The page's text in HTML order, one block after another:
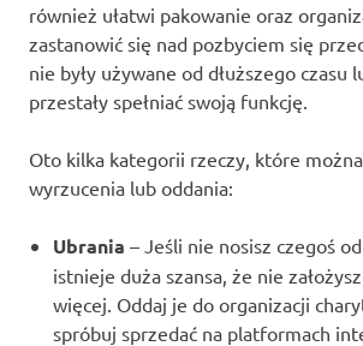
również ułatwi pakowanie oraz
zastanowić się nad pozbyciem się
nie były używane od dłuższego czasu
przestały spełniać swoją funkcję.
Oto kilka kategorii rzeczy, które
wyrzucenia lub oddania:
Ubrania – Jeśli nie nosisz czegoś
istnieje duża szansa, że nie
więcej. Oddaj je do organizacji
spróbuj sprzedać na platformach